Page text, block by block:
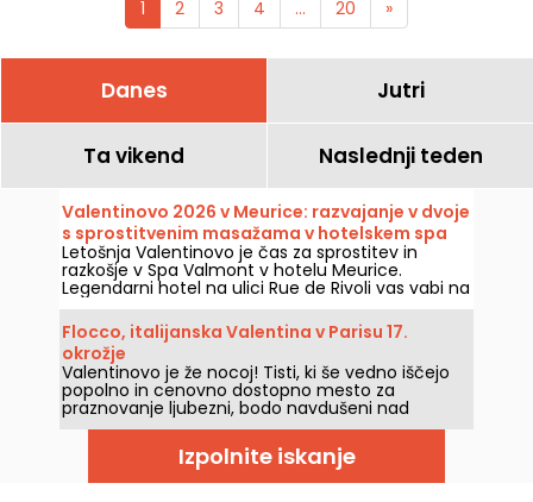
1 2 3 4 ... 20 »
Danes Jutri
Ta vikend Naslednji teden
Valentinovo 2026 v Meurice: razvajanje v dvoje
s sprostitvenim masažama v hotelskem spa
centru in čajanka po receptu Cédrica Groleta
Letošnja Valentinovo je čas za sprostitev in
razkošje v Spa Valmont v hotelu Meurice.
Legendarni hotel na ulici Rue de Rivoli vas vabi na
posebno dvojno doživetje, kjer boste uživali v
izbranih tretmajih in čajni poslastici pod
podpisom Cédric Grolet.
Flocco, italijanska Valentina v Parisu 17.
okrožje
Valentinovo je že nocoj! Tisti, ki še vedno iščejo
popolno in cenovno dostopno mesto za
praznovanje ljubezni, bodo navdušeni nad
restavracijo FLOCCO. To je elegantna italijanska
gostilna v bližini trga Pereire v 17. okrožju Pariza,
kjer lahko v dvoje uživate v njihovi običajni
ponudbi.
Izpolnite iskanje